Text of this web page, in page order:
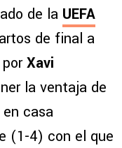
de la UEFA
de final a
Xavi
la ventaja de
casa
(1-4) con el que